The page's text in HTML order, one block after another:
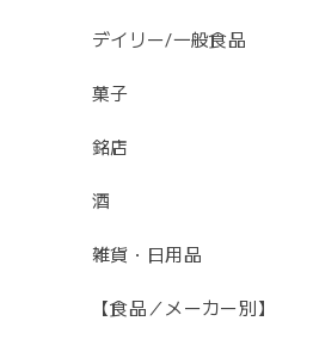
デイリー/一般食品
菓子
銘店
酒
雑貨・日用品
【食品／メーカー別】